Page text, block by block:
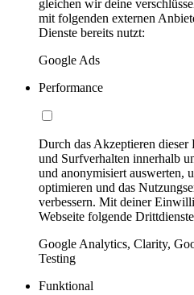
gleichen wir deine
mit folgenden externen
Dienste bereits nutzt:
Google Ads
Performance
Durch das Akzeptieren
und Surfverhalten innerhalb
und anonymisiert auswerten,
optimieren und das
verbessern. Mit deiner
Webseite folgende
Google Analytics, Clarity,
Testing
Funktional